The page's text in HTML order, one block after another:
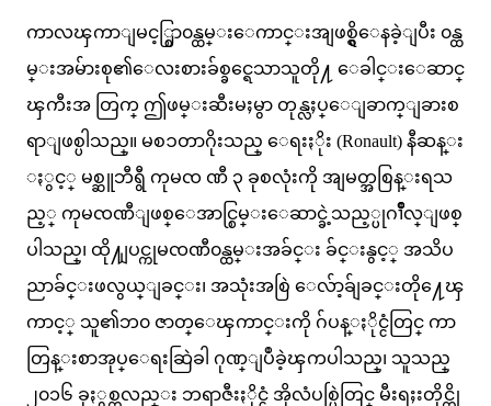
ကာလၾကာျမင့္စြာ၀န္ထမ္းေကာင္းအျဖစ္ရွိေနခဲ့ျပီး ၀န္ထ
မ္းအမ်ားစု၏ေလးစားခ်စ္ခင္ရေသာသူတို႔ ေခါင္းေဆာင္
ၾကီးအ တြက္ ဤဖမ္းဆီးမႈမွာ တုန္လႈပ္ေျခာက္ျခားစ
ရာျဖစ္ပါသည္။ မစၥတာဂိုးသည္ ေရးႏိုး (Ronault) နီဆန္း
ႏွင့္ မစ္ဆူဘီရွီ ကုမၸ ဏီ ၃ ခုစလုံးကို အျမတ္အစြန္းရသ
ည့္ ကုမၸဏီျဖစ္ေအာင္စြမ္းေဆာင္ခဲ့သည့္ပုဂၢိဳလ္ျဖစ္
ပါသည္၊ ထို႔ျပင္ကုမၸဏီ၀န္ထမ္းအခ်င္း ခ်င္းနွင့္ အသိပ
ညာခ်င္းဖလွယ္ျခင္း၊ အသုံးအစြဲ ေလ်ာ့ခ်ျခင္းတို႔ေၾ
ကာင့္ သူ၏ဘ၀ ဇာတ္ေၾကာင္းကို ဂ်ပန္ႏိုင္ငံတြင္ ကာ
တြန္းစာအုပ္ေရးဆြဲခါ ဂုဏ္ျပဳခဲ့ၾကပါသည္၊ သူသည္
၂၀၁၆ ခုႏွစ္ကလည္း ဘရာဇီးႏိုင္ငံ အိုလံပစ္ပြဲတြင္ မီးရႈးတိုင္ကို